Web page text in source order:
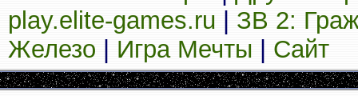
play.elite-games.ru
ЗВ 2:
Железо
Игра Мечты Сайт